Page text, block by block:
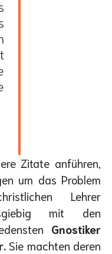
Zitate anführen,
um das Problem
Lehrer
mit den
Gnostiker
Sie machten deren